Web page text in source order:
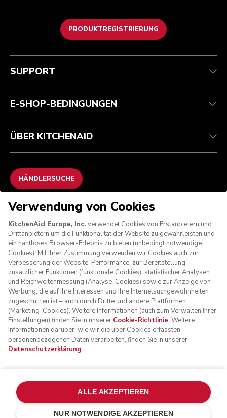
PRODUKTREGISTRIERUNG
Kundenservice
Garantie und Dokumente
Kontaktieren Sie uns.
Teilnahmebedingungen
Rückgaben und Erstattungen
Impressum
ODR
Die Marke
Händlersuche
SUPPORT
E-SHOP-BEDINGUNGEN
ÜBER KITCHENAID
HÄNDLERSUCHE
WIR AKZEPTIEREN
FOLGEN SIE UNS
und das Design der Küchenmaschine sind eingetragene
Marken in den USA und in anderen Ländern.
Meine cookies verwalten Datenschutzerklärung
Verwendung von Cookies
KitchenAid Europa, Inc. verwendet Cookies von Erstanbietern und
Drittanbietern um die Funktionalität der Website zu gewährleisten und
ein nahtloses Browser-Erlebnis zu bieten (unbedingt notwendige
Cookies). Mit Ihrer Zustimmung verwenden wir Cookies auch zur
Verbesserung der Website-Performance, zur Bereitstellung
zusätzlicher Funktionen (funktionale Cookies), statistischer Analysen
und Reichweitenmessung (Analyse-Cookies) sowie zur Anzeige von
Werbung, die auf Ihre Interessen und Ihre Internetsuchgewohnheiten
zugeschnitten ist – auch durch Dritte und andere Plattformen
(Marketing-Cookies). Weitere Informationen (auch zum Verwalten Ihrer
Einstellungen) finden Sie in unserer Cookie-Richtlinie. Weitere
Informationen darüber, wie wir die über Cookies erfassten
personenbezogenen Daten verarbeiten, finden Sie in unserer
Datenschutzerklärung.
NUR NOTWENDIGE AKZEPTIEREN
ALLE AKZEPTIEREN